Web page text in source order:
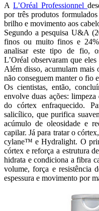
A L’Oréal Professionnel
por três produtos
brilho e movimento aos
Segundo a pesquisa U&A
finos ou muito finos e
analisar este tipo de fio,
L’Oréal observaram que
Além disso, acumulam mais
não conseguem manter o fio
Os cientistas, então,
envolve duas ações:
do córtex enfraquecido.
salicílico, que purifica
acúmulo de oleosidade e
capilar. Já para tratar o
cylane™ e Hydralight. O
córtex e reforça a estrutura
hidrata e condiciona a fibra
volume, força e resistência
espessura e movimento por